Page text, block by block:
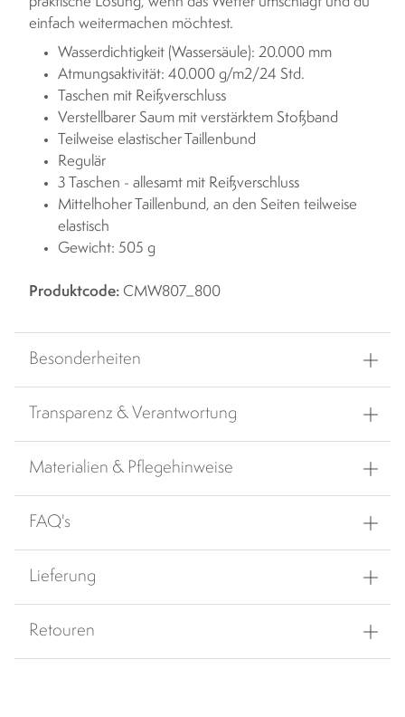
einfach weitermachen möchtest.
Wasserdichtigkeit (Wassersäule): 20.000 mm
Atmungsaktivität: 40.000 g/m2/24 Std.
Taschen mit Reißverschluss
Verstellbarer Saum mit verstärktem Stoßband
Teilweise elastischer Taillenbund
Regulär
3 Taschen - allesamt mit Reißverschluss
Mittelhoher Taillenbund, an den Seiten teilweise
elastisch
Gewicht: 505 g
Produktcode: CMW807_800
Besonderheiten
Transparenz & Verantwortung
Materialien & Pflegehinweise
FAQ's
Lieferung
Retouren